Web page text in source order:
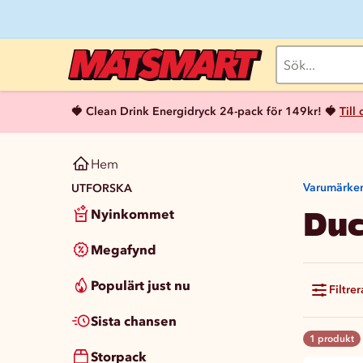
🍓 Clean Drink Energidryck 24-pack för 149kr! 🍓 Till
Hem
UTFORSKA
Nyinkommet
Megafynd
Populärt just nu
Sista chansen
Storpack
1 produkt